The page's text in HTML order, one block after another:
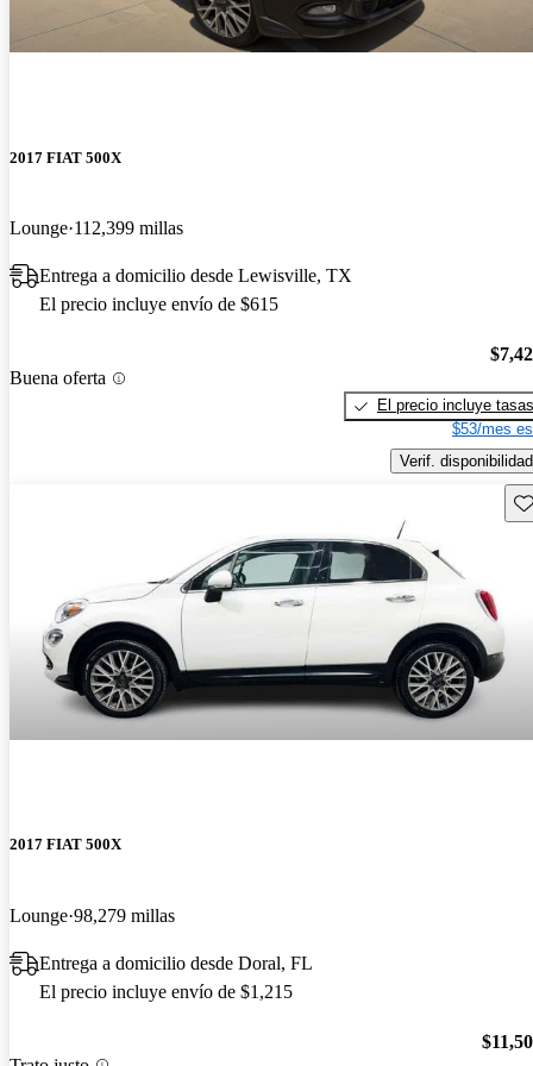
2017 FIAT 500X
Lounge 112,399 millas
Entrega a domicilio desde Lewisville, TX
El precio incluye envío de $615
Buena oferta
El precio incluye tasas
$53/mes
Verif. disponibilidad
2017 FIAT 500X
Lounge 98,279 millas
Entrega a domicilio desde Doral, FL
El precio incluye envío de $1,215